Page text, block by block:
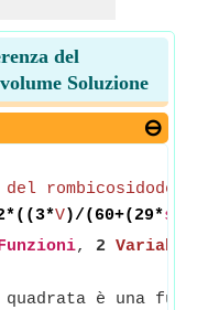
del
Soluzione
V)/(60+(29*
, 2
è una